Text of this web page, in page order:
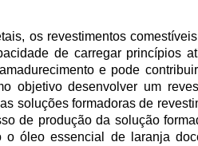
os revestimentos
de carregar princípios
e pode
objetivo desenvolver um
soluções formadoras de
de produção da solução
o óleo essencial de laranja